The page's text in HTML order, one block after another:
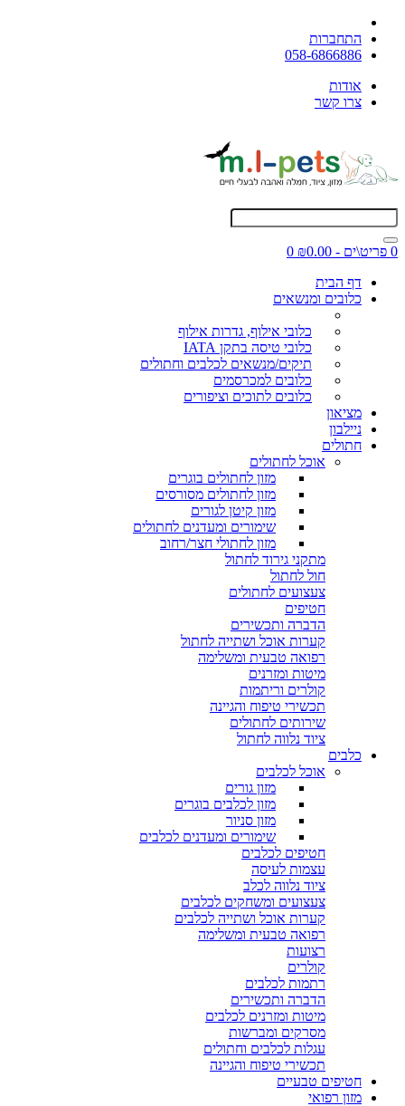
התחברות
058-6866886
אודות
צרו קשר
0 פריט\ים - ₪0.00
0
דף הבית
כלובים ומנשאים
כלובי אילוף, גדרות אילוף
כלובי טיסה בתקן IATA
תיקים/מנשאים לכלבים וחתולים
כלובים למכרסמים
כלובים לתוכים וציפורים
מציאון
ניילבון
חתולים
אוכל לחתולים
מזון לחתולים בוגרים
מזון לחתולים מסורסים
מזון קיטן לגורים
שימורים ומעדנים לחתולים
מזון לחתולי חצר/רחוב
מתקני גירוד לחתול
חול לחתול
צעצועים לחתולים
חטיפים
הדברה ותכשירים
קערות אוכל ושתייה לחתול
רפואה טבעית ומשלימה
מיטות ומזרנים
קולרים וריתמות
תכשירי טיפוח והגיינה
שירותים לחתולים
ציוד נלווה לחתול
כלבים
אוכל לכלבים
מזון גורים
מזון לכלבים בוגרים
מזון סניור
שימורים ומעדנים לכלבים
חטיפים לכלבים
עצמות לעיסה
ציוד נלווה לכלב
צעצועים ומשחקים לכלבים
קערות אוכל ושתייה לכלבים
רפואה טבעית ומשלימה
רצועות
קולרים
רתמות לכלבים
הדברה ותכשירים
מיטות ומזרנים לכלבים
מסרקים ומברשות
עגלות לכלבים וחתולים
תכשירי טיפוח והגיינה
חטיפים טבעיים
מזון רפואי